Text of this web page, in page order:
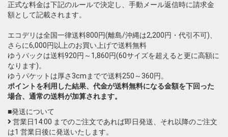
正式な料金は下記のルールで決定し、手動メール返信時に請求金
額として記載されます。
エコデリは全国一律送料800円(離島/沖縄は2,200円・代引不可)、
さらに6,000円以上のお買い上げで送料無料
ゆうパックは送料920円～1,860円(60サイズを超えると更に高額に
なります)。
ゆうパケットは厚さ3cmまでで送料250～360円。
ポイントを利用した結果、代金が送料無料になる金額を下回った
場合、通常の送料が加算されます。
■発送について
営業日14:00 までのご注文であれば即日発送、それ以降のご注文
は1 営業日後に発送いたします。